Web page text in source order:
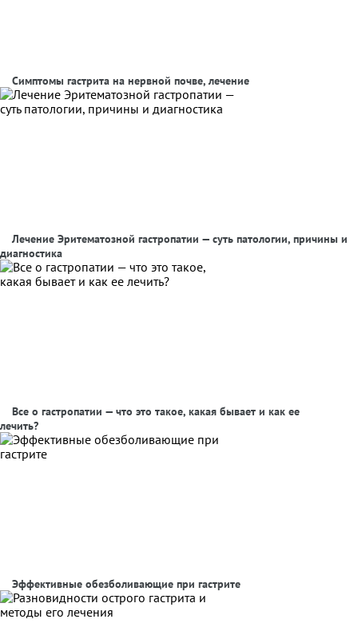
Симптомы гастрита на нервной почве, лечение
Лечение Эритематозной гастропатии — суть патологии, причины и
диагностика
Все о гастропатии — что это такое, какая бывает и как ее
лечить?
Эффективные обезболивающие при гастрите